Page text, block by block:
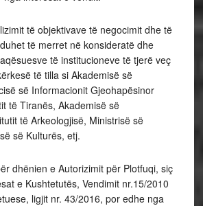
të objektivave të negocimit dhe të
të merret në konsideratë dhe
të institucioneve të tjerë veç
të tilla si Akademisë së
së Informacionit Gjeohapësinor
të Tiranës, Akademisë së
të Arkeologjisë, Ministrisë së
së Kulturës, etj.
dhënien e Autorizimit për Plotfuqi, siç
e Kushtetutës, Vendimit nr.15/2010
ligjit nr. 43/2016, por edhe nga